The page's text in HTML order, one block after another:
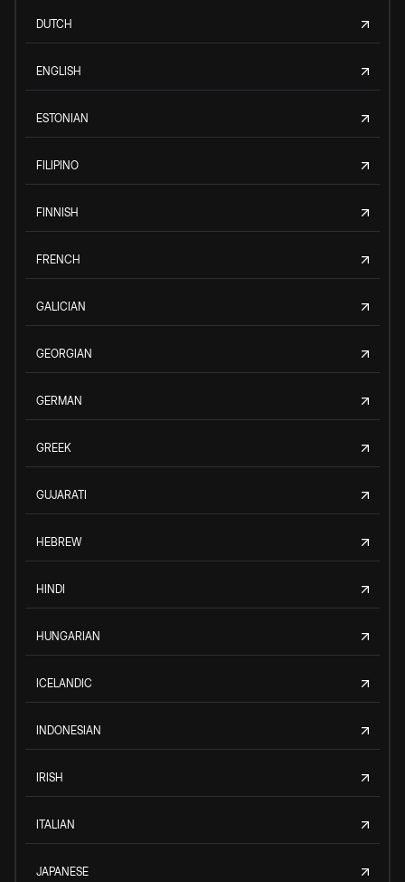
DUTCH
ENGLISH
ESTONIAN
FILIPINO
FINNISH
FRENCH
GALICIAN
GEORGIAN
GERMAN
GREEK
GUJARATI
HEBREW
HINDI
HUNGARIAN
ICELANDIC
INDONESIAN
IRISH
ITALIAN
JAPANESE